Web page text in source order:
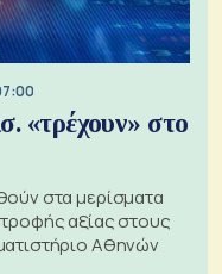
«τρέχουν» στο
στα μερίσματα
αξίας στους
Αθηνών